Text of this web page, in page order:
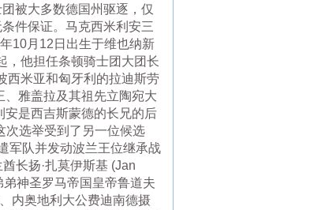
被大多数德国州驱逐，仅
件保证。马克西米利安三
10月12日出生于维也纳新
，他担任条顿骑士团大团长
西米亚和匈牙利的拉迪斯劳
雅盖拉及其祖先立陶宛大
是西吉斯蒙德的长兄的后
次选举受到了另一位候选
军队并发动波兰王位继承战
长扬·扎莫伊斯基 (Jan
神圣罗马帝国皇帝鲁道夫
内奥地利大公费迪南德摄